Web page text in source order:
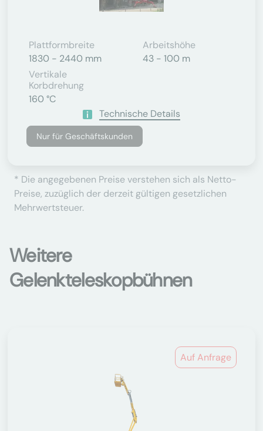
Plattformbreite
1830 - 2440 mm
Arbeitshöhe
43 - 100 m
Vertikale
Korbdrehung
160 °C
Technische Details
Nur für Geschäftskunden
* Die angegebenen Preise verstehen sich als Netto-
Preise, zuzüglich der derzeit gültigen gesetzlichen
Mehrwertsteuer.
Weitere
Gelenkteleskopbühnen
Auf Anfrage